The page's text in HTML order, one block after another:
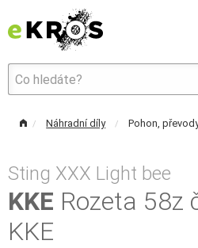
Náhradní díly Pohon,
Sting XXX Light bee
KKE Rozeta 58z
KKE